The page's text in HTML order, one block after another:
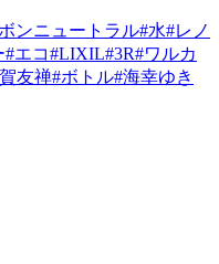
ンニュートラル#水#レノ
#エコ#LIXIL#3R#ワルカ
友禅#ボトル#海幸ゆき